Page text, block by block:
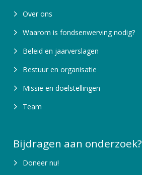
Over ons
Waarom is fondsenwerving nodig?
Beleid en jaarverslagen
Bestuur en organisatie
Missie en doelstellingen
Team
Bijdragen aan onderzoek?
Doneer nu!